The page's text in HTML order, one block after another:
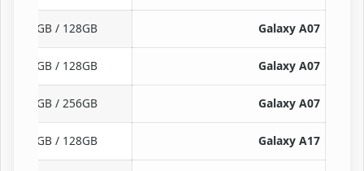
Galaxy A07
4GB / 128GB
Galaxy A07
6GB / 128GB
Galaxy A07
8GB / 256GB
Galaxy A17
4GB / 128GB